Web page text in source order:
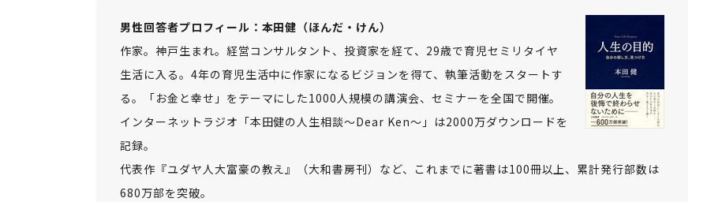
男性回答者プロフィール：本田健（ほんだ・けん）
作家。神戸生まれ。経営コンサルタント、投資家を経て、29歳で育児セミリタイヤ
生活に入る。4年の育児生活中に作家になるビジョンを得て、執筆活動をスタートす
る。「お金と幸せ」をテーマにした1000人規模の講演会、セミナーを全国で開催。
インターネットラジオ「本田健の人生相談～Dear Ken～」は2000万ダウンロードを
記録。
代表作『ユダヤ人大富豪の教え』（大和書房刊）など、これまでに著書は100冊以上、累計発行部数は
680万部を突破。